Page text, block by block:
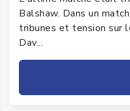
Balshaw. Dans un
tribunes et tension sur
Dav...